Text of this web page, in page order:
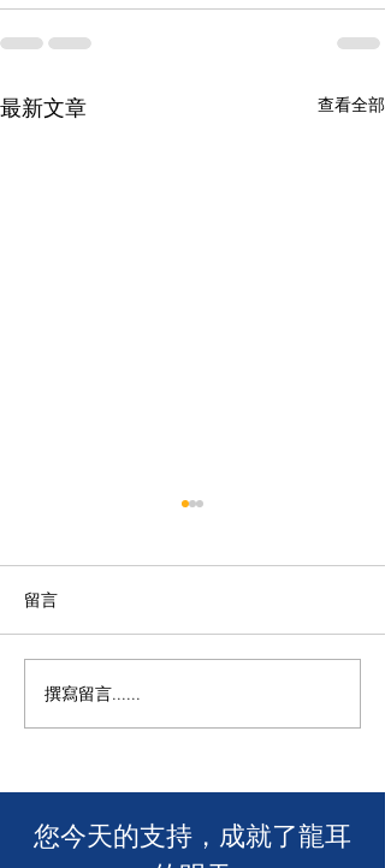
最新文章 查看全部
香港警務處 | 網上申請992
緊急短訊求助服務
留言
撰寫留言......
​您今天的支持，成就了龍耳